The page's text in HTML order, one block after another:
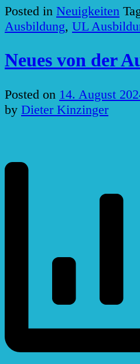
Posted in Neuigkeiten
Ausbildung, UL
Neues von der
Posted on 14. August
by Dieter Kinzinger